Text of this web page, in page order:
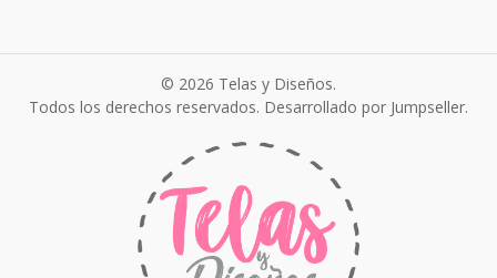
© 2026 Telas y Diseños.
Todos los derechos reservados. Desarrollado por Jumpseller.